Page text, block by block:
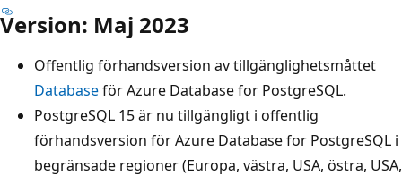
Version: Maj 2023
Offentlig förhandsversion av tillgänglighetsmåttet
Databaseför Azure Database for PostgreSQL.
PostgreSQL 15 är nu tillgängligt i offentlig
förhandsversion för Azure Database for PostgreSQL i
begränsade regioner (Europa, västra, USA, östra, USA,